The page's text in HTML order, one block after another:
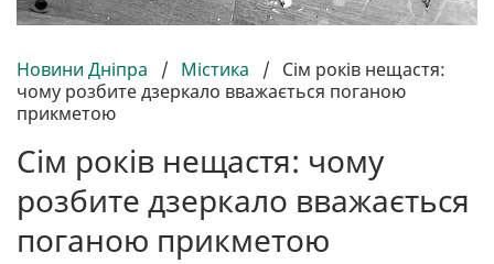
Новини Дніпра / Містика / Сім років нещастя:
чому розбите дзеркало вважається поганою
прикметою
Сім років нещастя: чому
розбите дзеркало вважається
поганою прикметою